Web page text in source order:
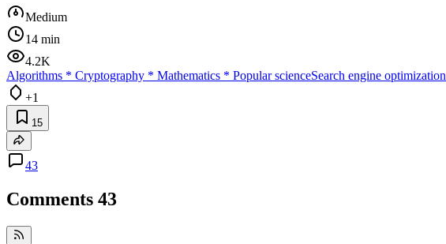
Medium
14 min
4.2K
Algorithms * Cryptography * Mathematics * Popular scienceSearch engine optimization
+1
15
43
Comments 43